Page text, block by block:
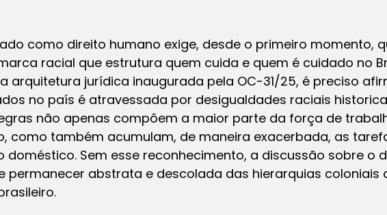
como direito humano exige, desde o primeiro momento,
racial que estrutura quem cuida e quem é cuidado no
arquitetura jurídica inaugurada pela OC-31/25, é preciso
no país é atravessada por desigualdades raciais
não apenas compõem a maior parte da força de
como também acumulam, de maneira exacerbada, as
doméstico. Sem esse reconhecimento, a discussão sobre o
permanecer abstrata e descolada das hierarquias coloniais